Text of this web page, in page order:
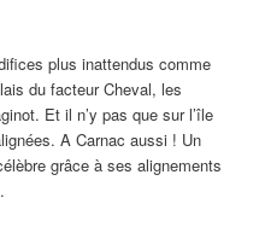
plus inattendus comme
du facteur Cheval, les
Et il n’y pas que sur l’île
A Carnac aussi ! Un
grâce à ses alignements